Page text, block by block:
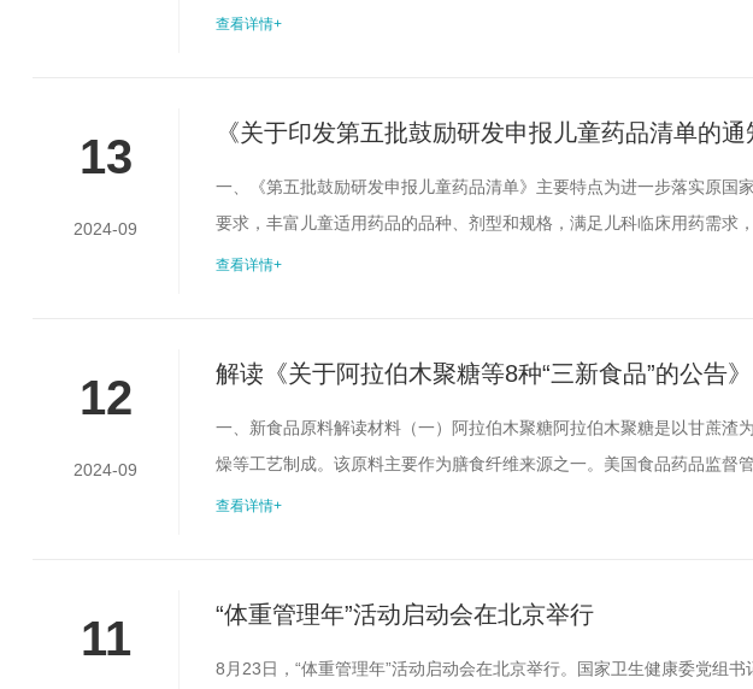
录。但由于缺乏统一的管理要求和标准，相关信息散在于多个信息系统
查看详情+
13
2024-09
《关于印发第五批鼓励研发申报儿童药品清单的
一、《第五批鼓励研发申报儿童药品清单》主要特点为进一步落实原国
要求，丰富儿童适用药品的品种、剂型和规格，满足儿科临床用药需求
局通过组织专家遴选、社会公示等，研究制定《第五批鼓励研发申报儿
查看详情+
12
2024-09
解读《关于阿拉伯木聚糖等8种“三新食品”的公告
一、新食品原料解读材料（一）阿拉伯木聚糖阿拉伯木聚糖是以甘蔗渣
燥等工艺制成。该原料主要作为膳食纤维来源之一。美国食品药品监督
等国家和地区已允许该物质添加在食品或膳食补充剂中。本产品推荐食
查看详情+
11 “体重管理年”活动启动会在北京举行
8月23日，“体重管理年”活动启动会在北京举行。国家卫生健康委党组